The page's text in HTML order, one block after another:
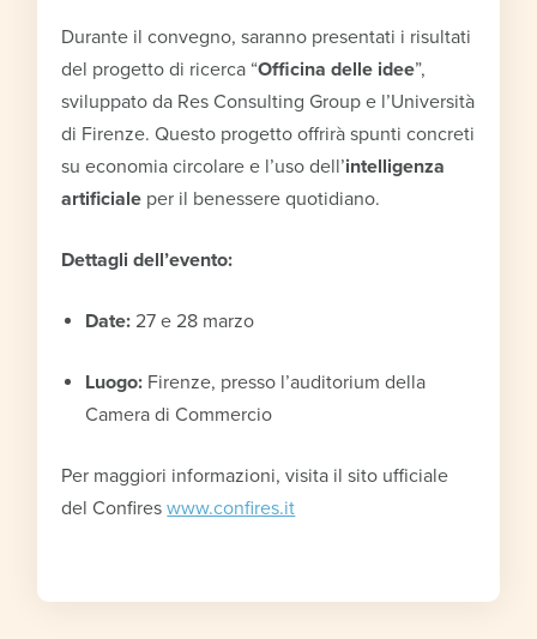
Durante il convegno, saranno presentati i risultati
del progetto di ricerca “Officina delle idee”,
sviluppato da Res Consulting Group e l’Università
di Firenze. Questo progetto offrirà spunti concreti
su economia circolare e l’uso dell’intelligenza
artificiale per il benessere quotidiano.
Dettagli dell’evento:
Date: 27 e 28 marzo
Luogo: Firenze, presso l’auditorium della
Camera di Commercio
Per maggiori informazioni, visita il sito ufficiale
del Confireswww.confires.it